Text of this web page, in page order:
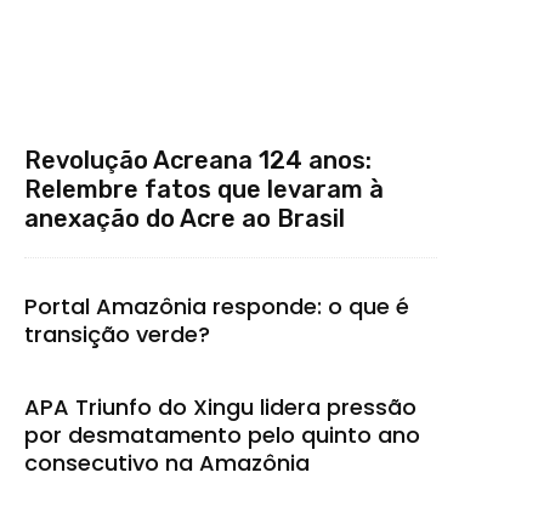
Revolução Acreana 124 anos:
Relembre fatos que levaram à
anexação do Acre ao Brasil
Portal Amazônia responde: o que é
transição verde?
APA Triunfo do Xingu lidera pressão
por desmatamento pelo quinto ano
consecutivo na Amazônia